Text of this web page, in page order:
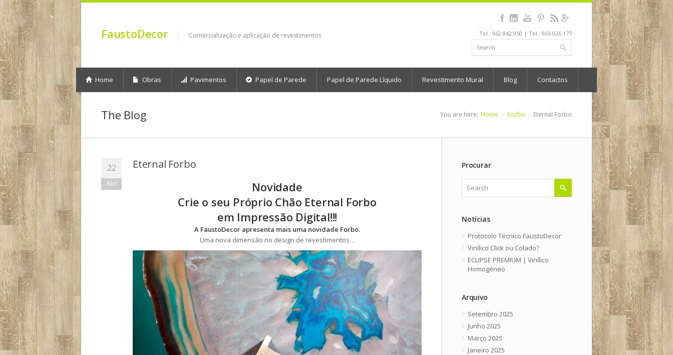
FaustoDecor Comercialização e aplicação de revestimentos Tel.: 962 842 950 | Tel.: 965 026 177
Home Obras Pavimentos Papel de Parede Papel de Parede Líquido Revestimento Mural Blog Contactos
The Blog You are here: Home Forbo Eternal Forbo
22
Abr
Eternal Forbo
Novidade
Crie o seu Próprio Chão Eternal Forbo
em Impressão Digital!!!
A FaustoDecor apresenta mais uma novidade Forbo.
Uma nova dimensão no design de revestimentos…
Procurar
Notícias
Protocolo Técnico FaustoDecor
Vinílico Click ou Colado?
ECLIPSE PREMIUM | Vinílico
Homogéneo
Arquivo
Setembro 2025
Junho 2025
Março 2025
Janeiro 2025